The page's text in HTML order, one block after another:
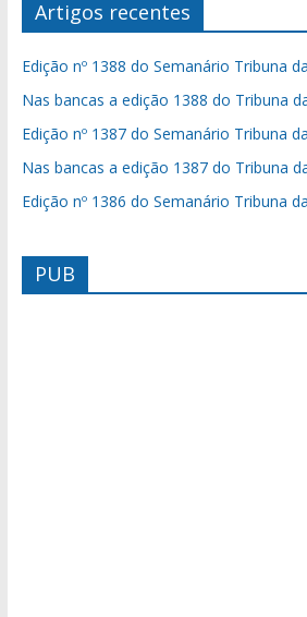
Artigos recentes
Edição nº 1388 do Semanário Tribuna
Nas bancas a edição 1388 do Tribuna
Edição nº 1387 do Semanário Tribuna
Nas bancas a edição 1387 do Tribuna
Edição nº 1386 do Semanário Tribuna
PUB